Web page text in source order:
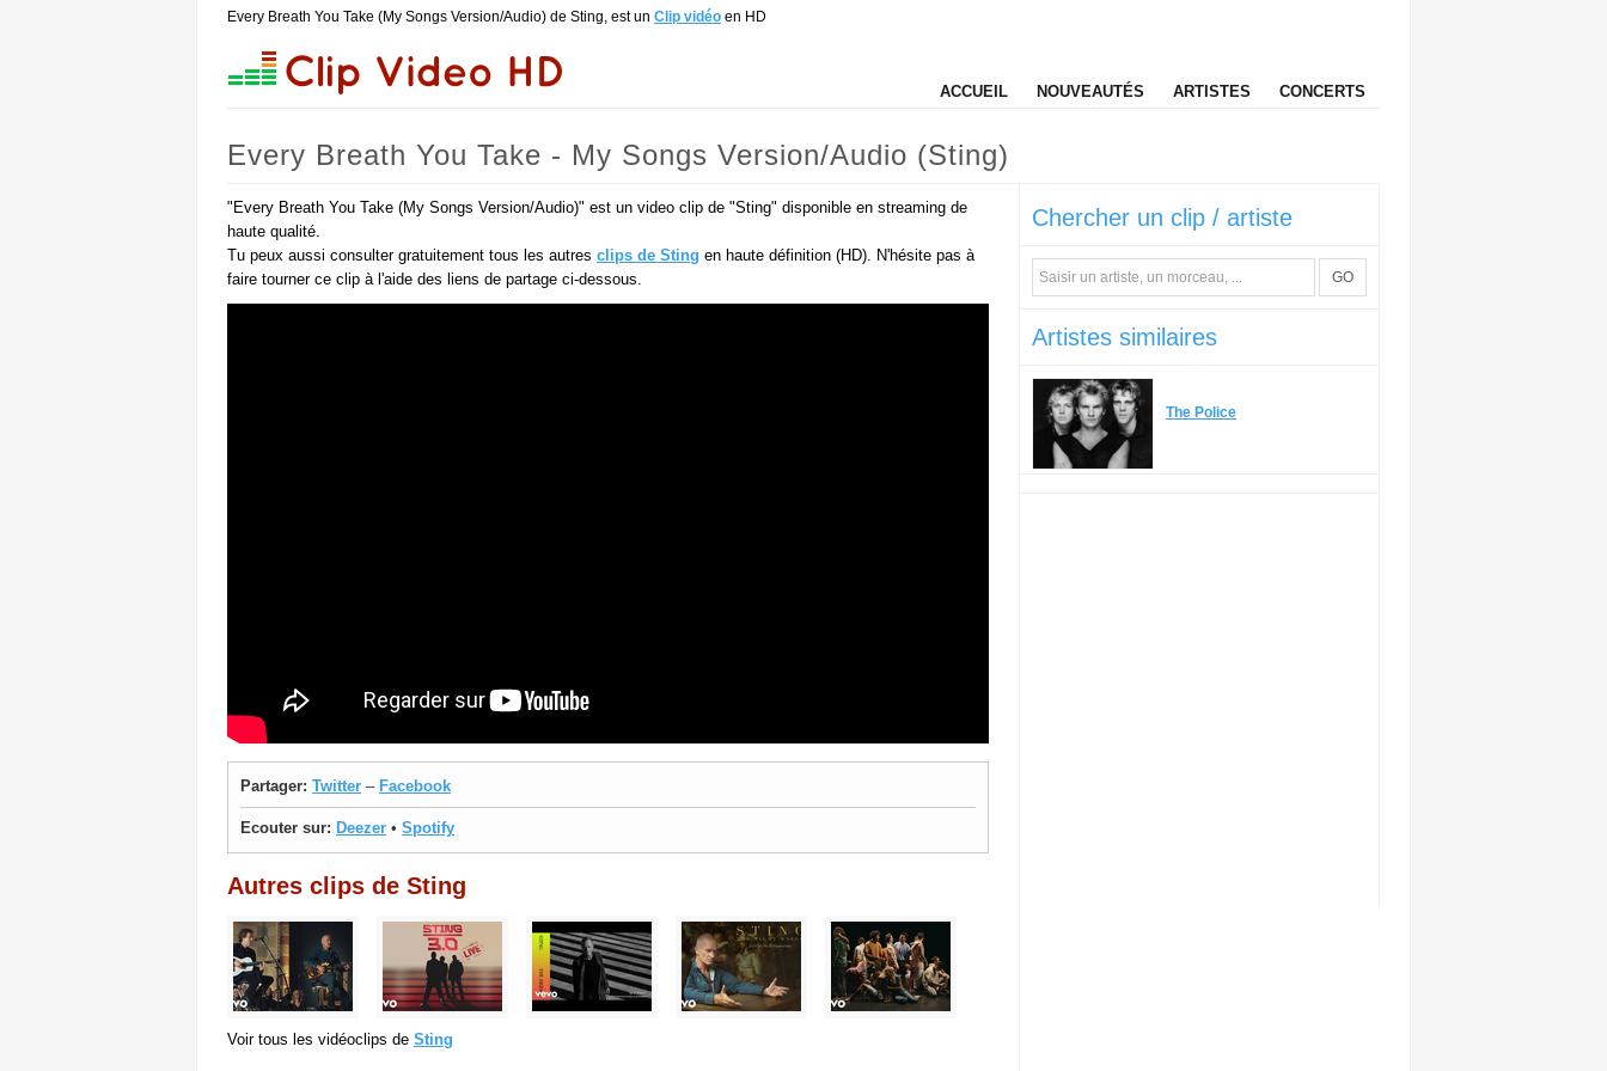
Every Breath You Take (My Songs Version/Audio) de Sting, est un Clip vidéo en HD
ACCUEIL NOUVEAUTÉS ARTISTES CONCERTS
Every Breath You Take - My Songs Version/Audio (Sting)
"Every Breath You Take (My Songs Version/Audio)" est un video clip de "Sting" disponible en streaming de
haute qualité.
Tu peux aussi consulter gratuitement tous les autres clips de Sting en haute définition (HD). N'hésite pas à
faire tourner ce clip à l'aide des liens de partage ci-dessous.
Partager: Twitter – Facebook
Ecouter sur: Deezer • Spotify
Autres clips de Sting
Voir tous les vidéoclips de Sting
Chercher un clip / artiste
GO
Artistes similaires
The Police